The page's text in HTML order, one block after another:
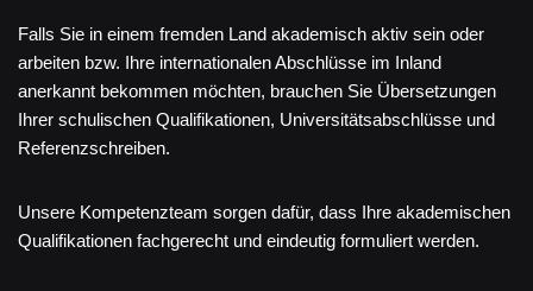
Falls Sie in einem fremden Land akademisch aktiv sein oder
arbeiten bzw. Ihre internationalen Abschlüsse im Inland
anerkannt bekommen möchten, brauchen Sie Übersetzungen
Ihrer schulischen Qualifikationen, Universitätsabschlüsse und
Referenzschreiben.
Unsere Kompetenzteam sorgen dafür, dass Ihre akademischen
Qualifikationen fachgerecht und eindeutig formuliert werden.